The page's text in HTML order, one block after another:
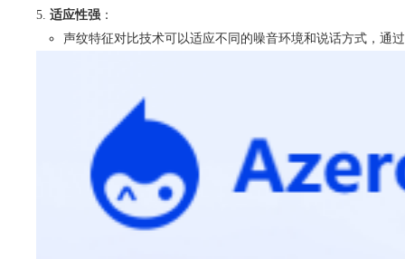
适应性强 ：
声纹特征对比技术可以适应不同的噪音环境和说话方式，通